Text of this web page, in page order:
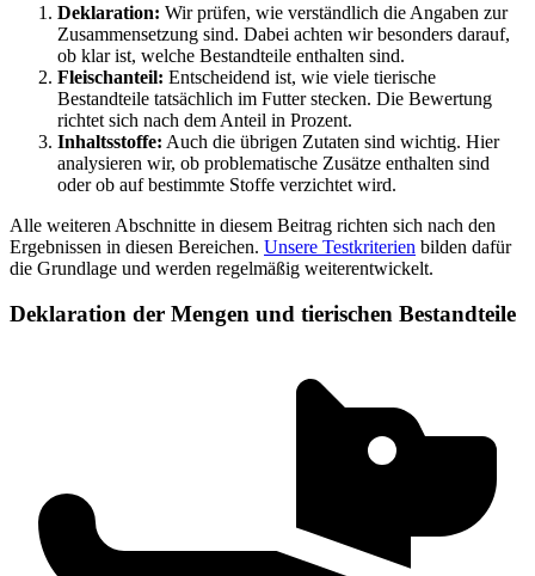
Deklaration: Wir prüfen, wie verständlich die Angaben zur
Zusammensetzung sind. Dabei achten wir besonders darauf,
ob klar ist, welche Bestandteile enthalten sind.
Fleischanteil: Entscheidend ist, wie viele tierische
Bestandteile tatsächlich im Futter stecken. Die Bewertung
richtet sich nach dem Anteil in Prozent.
Inhaltsstoffe: Auch die übrigen Zutaten sind wichtig. Hier
analysieren wir, ob problematische Zusätze enthalten sind
oder ob auf bestimmte Stoffe verzichtet wird.
Alle weiteren Abschnitte in diesem Beitrag richten sich nach den
Ergebnissen in diesen Bereichen. Unsere Testkriterien bilden dafür
die Grundlage und werden regelmäßig weiterentwickelt.
Deklaration der Mengen und tierischen Bestandteile